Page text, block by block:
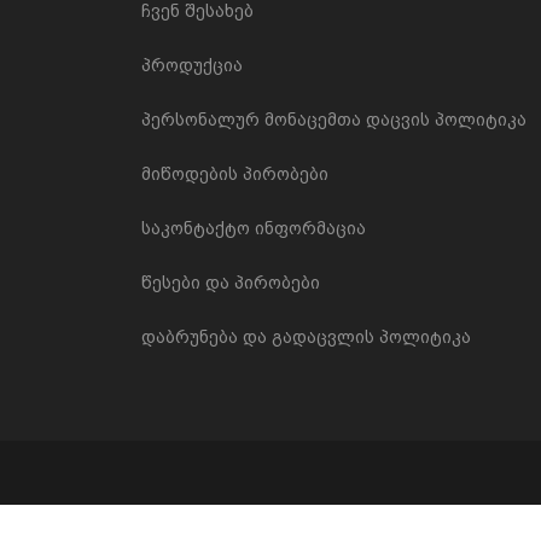
ჩვენ შესახებ
პროდუქცია
პერსონალურ მონაცემთა დაცვის პოლიტიკა
მიწოდების პირობები
საკონტაქტო ინფორმაცია
წესები და პირობები
დაბრუნება და გადაცვლის პოლიტიკა